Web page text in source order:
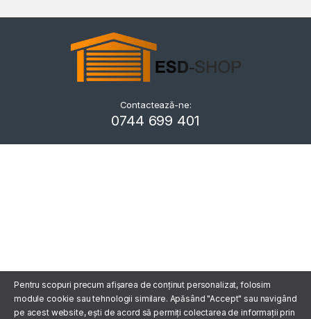
Kriszta
Typically replies within a day
Contactează-ne:
0744 699 401
Pentru scopuri precum afișarea de conținut personalizat, folosim
module cookie sau tehnologii similare. Apăsând "Accept" sau navigând
pe acest website, ești de acord să permiți colectarea de informații prin